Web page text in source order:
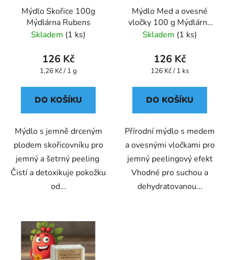
Mýdlo Skořice 100g
Mýdlárna Rubens
Skladem (1 ks)
126 Kč
Měrná
1,26 Kč / 1 g
DO KOŠÍKU
Mýdlo s jemně drceným
plodem skořicovníku pro
jemný a šetrný peeling
Čistí a detoxikuje pokožku
od...
Mýdlo Med a ovesné
vločky 100 g Mýdlárna
Rubens
Skladem (1 ks)
126 Kč
Měrná
126 Kč / 1 ks
DO KOŠÍKU
Přírodní mýdlo s medem
a ovesnými vločkami pro
jemný peelingový efekt
Vhodné pro suchou a
dehydratovanou...